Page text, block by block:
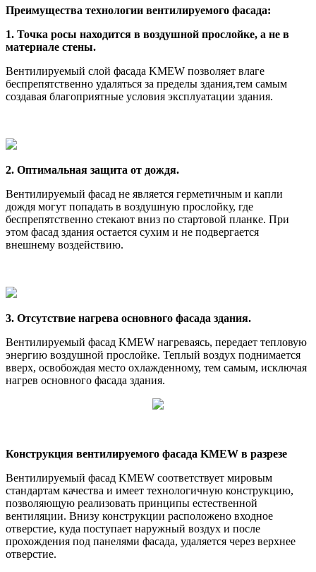
Преимущества технологии вентилируемого фасада:
1. Точка росы находится в воздушной прослойке, а не в
материале стены.
Вентилируемый слой фасада KMEW позволяет влаге
беспрепятственно удаляться за пределы здания,тем самым
создавая благоприятные условия эксплуатации здания.
2. Оптимальная защита от дождя.
Вентилируемый фасад не является герметичным и капли
дождя могут попадать в воздушную прослойку, где
беспрепятственно стекают вниз по стартовой планке. При
этом фасад здания остается сухим и не подвергается
внешнему воздействию.
3. Отсутствие нагрева основного фасада здания.
Вентилируемый фасад KMEW нагреваясь, передает тепловую
энергию воздушной прослойке. Теплый воздух поднимается
вверх, освобождая место охлажденному, тем самым, исключая
нагрев основного фасада здания.
Конструкция вентилируемого фасада KMEW в разрезе
Вентилируемый фасад KMEW соответствует мировым
стандартам качества и имеет технологичную конструкцию,
позволяющую реализовать принципы естественной
вентиляции. Внизу конструкции расположено входное
отверстие, куда поступает наружный воздух и после
прохождения под панелями фасада, удаляется через верхнее
отверстие.